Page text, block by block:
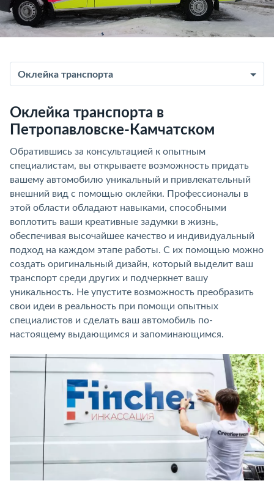
Оклейка транспорта
Оклейка транспорта в
Петропавловске-Камчатском
Обратившись за консультацией к опытным
специалистам, вы открываете возможность придать
вашему автомобилю уникальный и привлекательный
внешний вид с помощью оклейки. Профессионалы в
этой области обладают навыками, способными
воплотить ваши креативные задумки в жизнь,
обеспечивая высочайшее качество и индивидуальный
подход на каждом этапе работы. С их помощью можно
создать оригинальный дизайн, который выделит ваш
транспорт среди других и подчеркнет вашу
уникальность. Не упустите возможность преобразить
свои идеи в реальность при помощи опытных
специалистов и сделать ваш автомобиль по-
настоящему выдающимся и запоминающимся.